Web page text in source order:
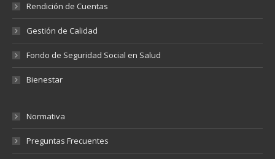
Rendición de Cuentas
Gestión de Calidad
Fondo de Seguridad Social en Salud
Bienestar
Normativa
Preguntas Frecuentes